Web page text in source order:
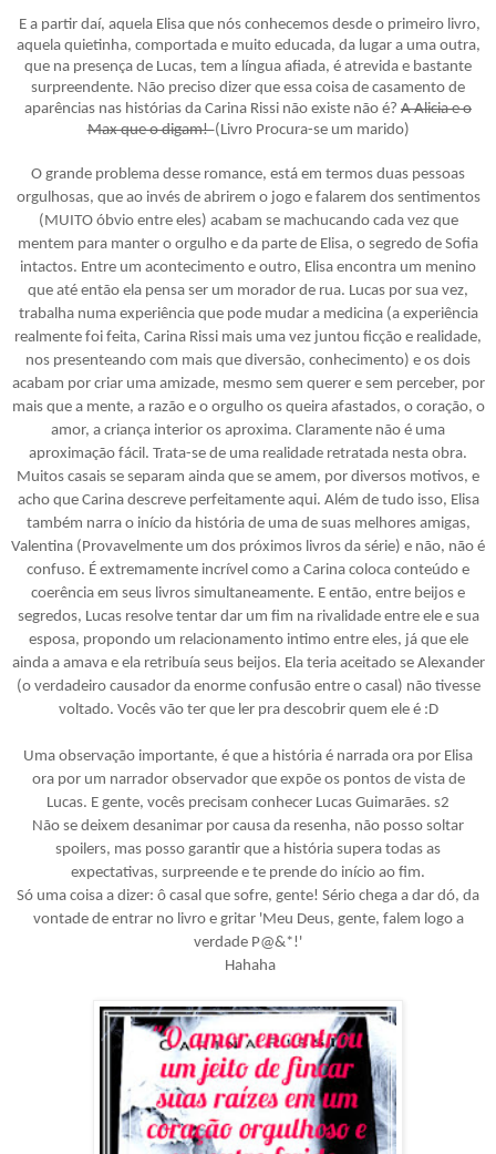
E a partir daí, aquela Elisa que nós conhecemos desde o primeiro livro,
aquela quietinha, comportada e muito educada, da lugar a uma outra,
que na presença de Lucas, tem a língua afiada, é atrevida e bastante
surpreendente. Não preciso dizer que essa coisa de casamento de
aparências nas histórias da Carina Rissi não existe não é? A Alicia e o
Max que o digam!(Livro Procura-se um marido)
O grande problema desse romance, está em termos duas pessoas
orgulhosas, que ao invés de abrirem o jogo e falarem dos sentimentos
(MUITO óbvio entre eles) acabam se machucando cada vez que
mentem para manter o orgulho e da parte de Elisa, o segredo de Sofia
intactos. Entre um acontecimento e outro, Elisa encontra um menino
que até então ela pensa ser um morador de rua. Lucas por sua vez,
trabalha numa experiência que pode mudar a medicina (a experiência
realmente foi feita, Carina Rissi mais uma vez juntou ficção e realidade,
nos presenteando com mais que diversão, conhecimento) e os dois
acabam por criar uma amizade, mesmo sem querer e sem perceber, por
mais que a mente, a razão e o orgulho os queira afastados, o coração, o
amor, a criança interior os aproxima. Claramente não é uma
aproximação fácil. Trata-se de uma realidade retratada nesta obra.
Muitos casais se separam ainda que se amem, por diversos motivos, e
acho que Carina descreve perfeitamente aqui. Além de tudo isso, Elisa
também narra o início da história de uma de suas melhores amigas,
Valentina (Provavelmente um dos próximos livros da série) e não, não é
confuso. É extremamente incrível como a Carina coloca conteúdo e
coerência em seus livros simultaneamente. E então, entre beijos e
segredos, Lucas resolve tentar dar um fim na rivalidade entre ele e sua
esposa, propondo um relacionamento intimo entre eles, já que ele
ainda a amava e ela retribuía seus beijos. Ela teria aceitado se Alexander
(o verdadeiro causador da enorme confusão entre o casal) não tivesse
voltado. Vocês vão ter que ler pra descobrir quem ele é :D
Uma observação importante, é que a história é narrada ora por Elisa
ora por um narrador observador que expõe os pontos de vista de
Lucas. E gente, vocês precisam conhecer Lucas Guimarães. s2
Não se deixem desanimar por causa da resenha, não posso soltar
spoilers, mas posso garantir que a história supera todas as
expectativas, surpreende e te prende do início ao fim.
Só uma coisa a dizer: ô casal que sofre, gente! Sério chega a dar dó, da
vontade de entrar no livro e gritar 'Meu Deus, gente, falem logo a
verdade P@&*!'
Hahaha